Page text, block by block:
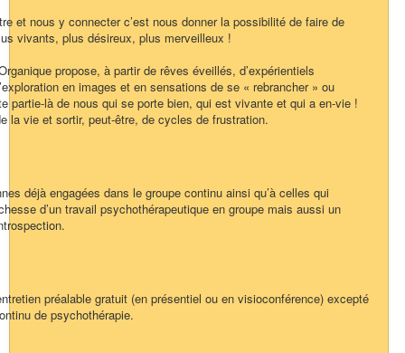
et nous y connecter c’est nous donner la possibilité de faire de
vivants, plus désireux, plus merveilleux !
propose, à partir de rêves éveillés, d’expérientiels
en images et en sensations de se « rebrancher » ou
partie-là de nous qui se porte bien, qui est vivante et qui a en-vie !
la vie et sortir, peut-être, de cycles de frustration.
déjà engagées dans le groupe continu ainsi qu’à celles qui
d’un travail psychothérapeutique en groupe mais aussi un
préalable gratuit (en présentiel ou en visioconférence) excepté
de psychothérapie.